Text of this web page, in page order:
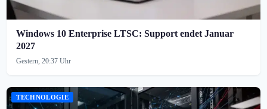
Windows 10 Enterprise LTSC: Support endet Januar
2027
Gestern, 20:37 Uhr
TECHNOLOGIE